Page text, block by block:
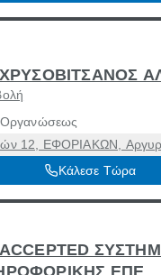
12, ΕΦΟΡΙΑΚΩΝ,
16451
Κάλεσε Τώρα
ΕΠΕ